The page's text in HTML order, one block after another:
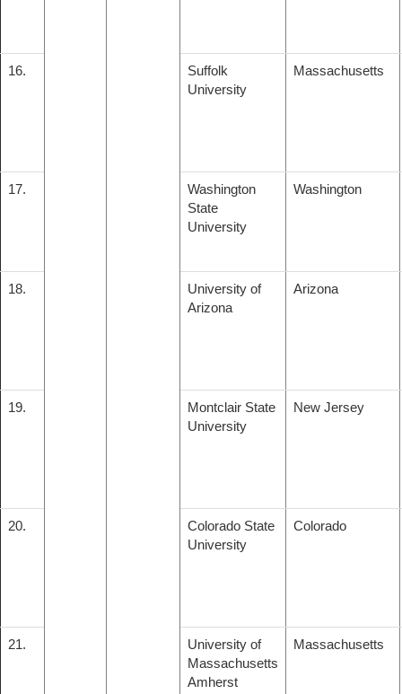
16.
Suffolk
University
Massachusetts
17.
Washington
State
University
Washington
18.
University of
Arizona
Arizona
19.
Montclair State
University
New Jersey
20.
Colorado State
University
Colorado
21.
University of
Massachusetts
Amherst
Massachusetts